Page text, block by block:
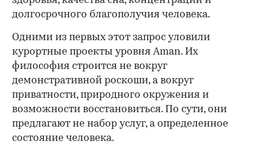
долгосрочного благополучия человека.
Одними из первых этот запрос уловили
курортные проекты уровня Aman. Их
философия строится не вокруг
демонстративной роскоши, а вокруг
приватности, природного окружения и
возможности восстановиться. По сути, они
предлагают не набор услуг, а определенное
состояние человека.